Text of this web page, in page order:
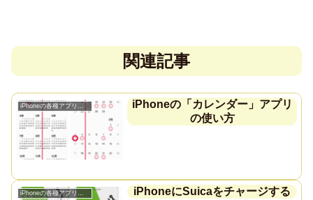
関連記事
iPhoneの「カレンダー」アプリ
の使い方
iPhoneの各種アプリの使い方 iPhoneにSuicaをチャージする